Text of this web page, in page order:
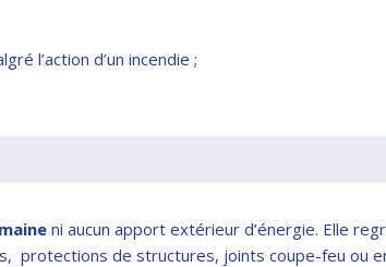
l’action d’un incendie ;
ni aucun apport extérieur d’énergie. Elle
protections de structures, joints coupe-feu ou